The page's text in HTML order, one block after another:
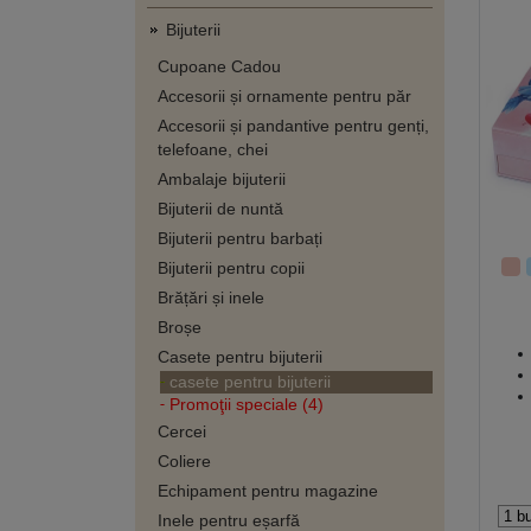
Bijuterii
Cupoane Cadou
Accesorii și ornamente pentru păr
Accesorii și pandantive pentru genți,
telefoane, chei
Ambalaje bijuterii
Bijuterii de nuntă
Bijuterii pentru barbați
Bijuterii pentru copii
Brățări și inele
Broșe
Casete pentru bijuterii
casete pentru bijuterii
Promoţii speciale (4)
Cercei
Coliere
Echipament pentru magazine
Inele pentru eșarfă